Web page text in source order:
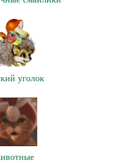
уголок